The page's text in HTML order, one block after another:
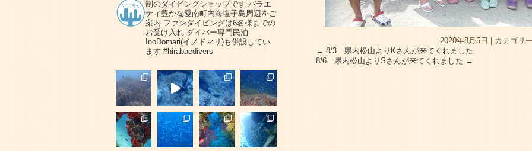
2020年8月5日
カテゴリ
← 8/3 県内松山よりKさんが来てくれました
8/6 県内松山よりSさんが来てくれました →
制のダイビングショップです バラエ
ティ豊かな愛南町内海塩子島周辺をご
案内 ファンダイビングは6名様までの
お受け入れダイバー専門民泊
InoDomari(イノドマリ)も併設してい
ます #hirabaedivers